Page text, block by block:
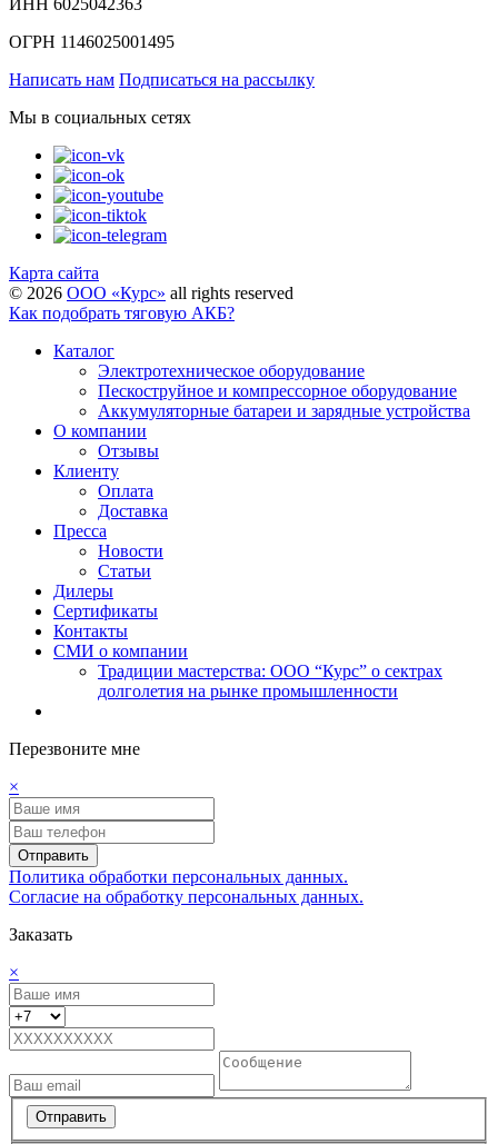
ОГРН 1146025001495
Написать нам Подписаться на рассылку
Мы в социальных сетях
Карта сайта
© 2026 ООО «Курс» all rights reserved
Как подобрать тяговую АКБ?
Каталог
Электротехническое оборудование
Пескоструйное и компрессорное оборудование
Аккумуляторные батареи и зарядные устройства
О компании
Отзывы
Клиенту
Оплата
Доставка
Пресса
Новости
Статьи
Дилеры
Сертификаты
Контакты
СМИ о компании
Традиции мастерства: ООО “Курс” о сектрах
долголетия на рынке промышленности
Перезвоните мне
×
Отправить
Политика обработки персональных данных.
Согласие на обработку персональных данных.
Заказать
×
Отправить